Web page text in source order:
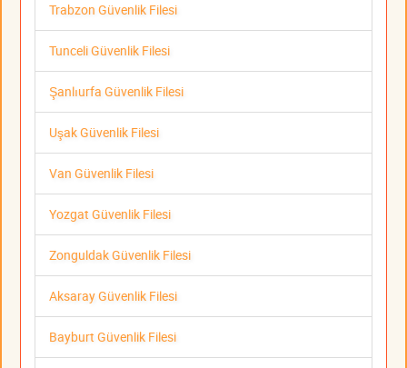
Trabzon Güvenlik Filesi
Tunceli Güvenlik Filesi
Şanlıurfa Güvenlik Filesi
Uşak Güvenlik Filesi
Van Güvenlik Filesi
Yozgat Güvenlik Filesi
Zonguldak Güvenlik Filesi
Aksaray Güvenlik Filesi
Bayburt Güvenlik Filesi